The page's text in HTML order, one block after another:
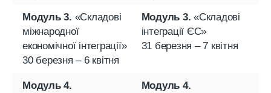
Модуль 3. «Складові
міжнародної
економічної інтеграції»
30 березня – 6 квітня
Модуль 3. «Складові
інтеграції ЄC»
31 березня – 7 квітня
Модуль 4.
Модуль 4.